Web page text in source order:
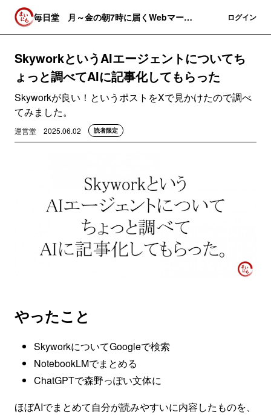
毎日堂 月～金の朝7時に届くWebマーケ
ログイン
SkyworkというAIエージェントについてち
ょっと調べてAIに記事化してもらった
Skyworkが良い！というポストをXで見かけたので調べ
てみました。
運営堂 2025.06.02 読者限定
やったこと
SkyworkについてGoogleで検索
NotebookLMでまとめる
ChatGPTで森野っぽい文体に
ほぼAIでまとめて自分が読みやすいに内容したものを、